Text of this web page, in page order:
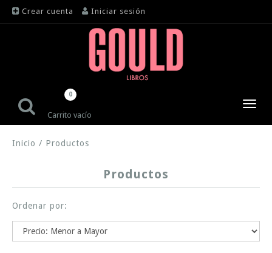
Crear cuenta Iniciar sesión
Carrito vacío
0
Inicio / Productos
Productos
Ordenar por: